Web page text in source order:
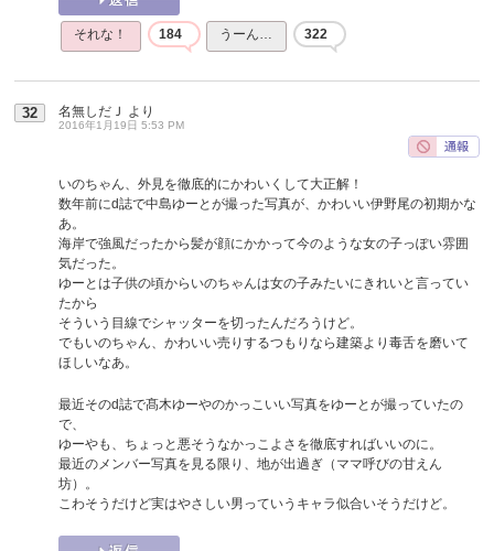
それな！ 184 うーん… 322
32 名無しだＪ より
2016年1月19日 5:53 PM
いのちゃん、外見を徹底的にかわいくして大正解！
数年前にd誌で中島ゆーとが撮った写真が、かわいい伊野尾の初期かな
あ。
海岸で強風だったから髪が顔にかかって今のような女の子っぽい雰囲
気だった。
ゆーとは子供の頃からいのちゃんは女の子みたいにきれいと言ってい
たから
そういう目線でシャッターを切ったんだろうけど。
でもいのちゃん、かわいい売りするつもりなら建築より毒舌を磨いて
ほしいなあ。
最近そのd誌で髙木ゆーやのかっこいい写真をゆーとが撮っていたの
で、
ゆーやも、ちょっと悪そうなかっこよさを徹底すればいいのに。
最近のメンバー写真を見る限り、地が出過ぎ（ママ呼びの甘えん
坊）。
こわそうだけど実はやさしい男っていうキャラ似合いそうだけど。